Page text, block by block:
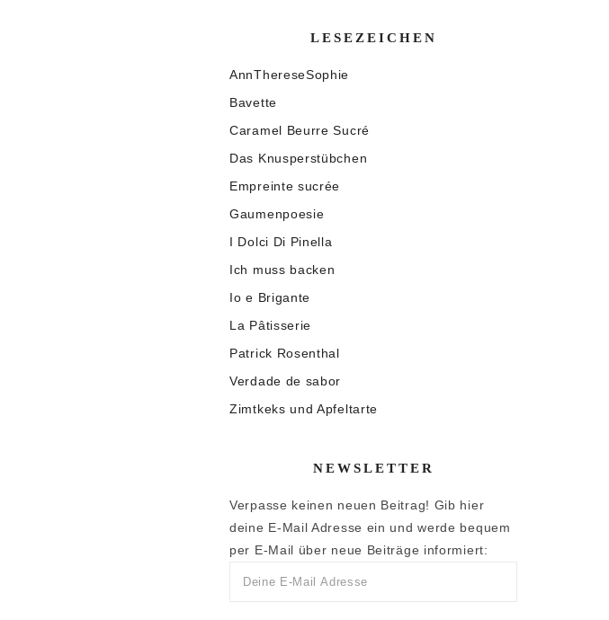
LESEZEICHEN
AnnThereseSophie
Bavette
Caramel Beurre Sucré
Das Knusperstübchen
Empreinte sucrée
Gaumenpoesie
I Dolci Di Pinella
Ich muss backen
Io e Brigante
La Pâtisserie
Patrick Rosenthal
Verdade de sabor
Zimtkeks und Apfeltarte
NEWSLETTER
Verpasse keinen neuen Beitrag! Gib hier
deine E-Mail Adresse ein und werde bequem
per E-Mail über neue Beiträge informiert: